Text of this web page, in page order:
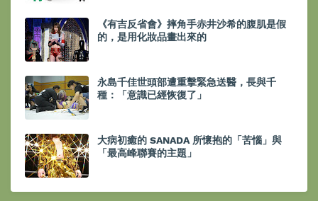
《有吉反省會》摔角手赤井沙希的腹肌是假
的，是用化妝品畫出來的
永島千佳世頭部遭重擊緊急送醫，長與千
種：「意識已經恢復了」
大病初癒的 SANADA 所懷抱的「苦惱」與
「最高峰聯賽的主題」